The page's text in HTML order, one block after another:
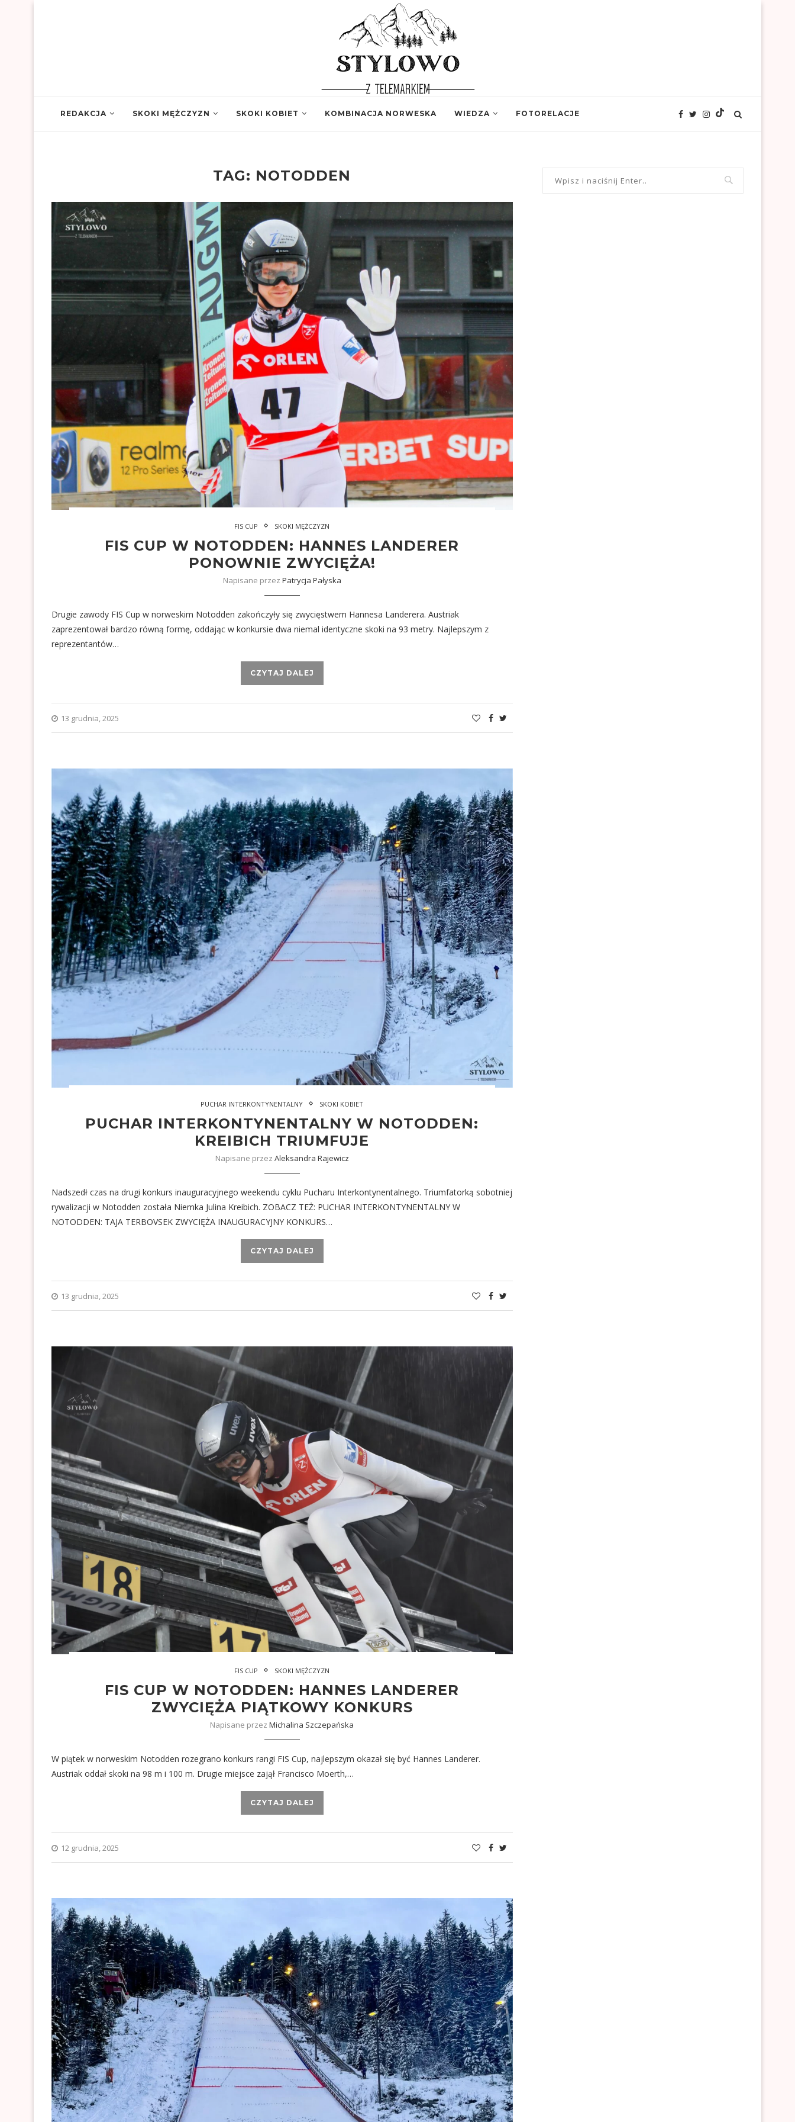
REDAKCJA SKOKI MĘŻCZYZN SKOKI KOBIET KOMBINACJA NORWESKA WIEDZA FOTORELACJE
TAG: NOTODDEN
FIS CUP SKOKI MĘŻCZYZN
FIS CUP W NOTODDEN: HANNES LANDERER
PONOWNIE ZWYCIĘŻA!
Napisane przez Patrycja Pałyska
Drugie zawody FIS Cup w norweskim Notodden zakończyły się zwycięstwem Hannesa Landerera. Austriak
zaprezentował bardzo równą formę, oddając w konkursie dwa niemal identyczne skoki na 93 metry. Najlepszym z
reprezentantów…
CZYTAJ DALEJ
13 grudnia, 2025
PUCHAR INTERKONTYNENTALNY SKOKI KOBIET
PUCHAR INTERKONTYNENTALNY W NOTODDEN:
KREIBICH TRIUMFUJE
Napisane przez Aleksandra Rajewicz
Nadszedł czas na drugi konkurs inauguracyjnego weekendu cyklu Pucharu Interkontynentalnego. Triumfatorką sobotniej
rywalizacji w Notodden została Niemka Julina Kreibich. ZOBACZ TEŻ: PUCHAR INTERKONTYNENTALNY W
NOTODDEN: TAJA TERBOVSEK ZWYCIĘŻA INAUGURACYJNY KONKURS…
CZYTAJ DALEJ
13 grudnia, 2025
FIS CUP SKOKI MĘŻCZYZN
FIS CUP W NOTODDEN: HANNES LANDERER
ZWYCIĘŻA PIĄTKOWY KONKURS
Napisane przezMichalina Szczepańska
W piątek w norweskim Notodden rozegrano konkurs rangi FIS Cup, najlepszym okazał się być Hannes Landerer.
Austriak oddał skoki na 98 m i 100 m. Drugie miejsce zajął Francisco Moerth,…
CZYTAJ DALEJ
12 grudnia, 2025